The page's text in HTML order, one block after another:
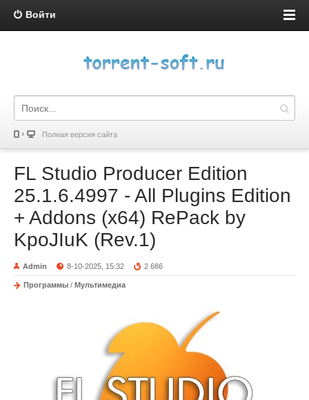
Войти
Полная версия сайта
FL Studio Producer Edition
25.1.6.4997 - All Plugins Edition
+ Addons (x64) RePack by
KpoJIuK (Rev.1)
Admin 8-10-2025, 15:32 2 686
Программы / Мультимедиа